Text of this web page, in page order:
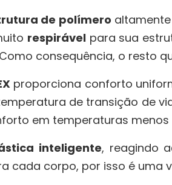
de polímero
respirávelpara sua
consequência, o resto
proporciona conforto
de transição de
em temperaturas
inteligente, reagindo
cada corpo, por isso é uma